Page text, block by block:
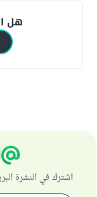
هل
اشترك في النشرة